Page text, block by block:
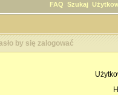
FAQ Szukaj
by się zalogować